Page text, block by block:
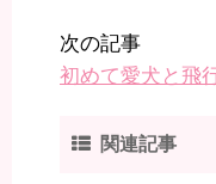
次の記事
初めて愛犬と飛
関連記事